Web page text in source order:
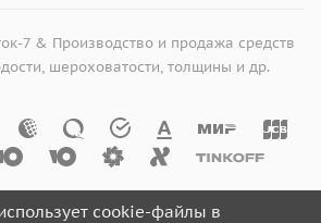
7 & Производство и продажа средств
шероховатости, толщины и др.
cookie-файлы в